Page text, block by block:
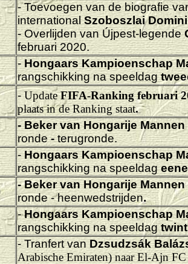
- Toevoegen van de biografie
internationalSzoboszlai
- Overlijden van Újpest-legende
februari 2020.
-Hongaars Kampioenschap
rangschikking na speeldag
-Update FIFA-Ranking februari
plaats in de Ranking staat.
- Beker van HongarijeMannen
ronde-terugronde.
-Hongaars Kampioenschap
rangschikking na speeldag
- Beker van HongarijeMannen
ronde - heenwedstrijden.
-Hongaars Kampioenschap
rangschikking na speeldag
-Tranfert vanDzsudzsák
Arabische Emiraten) naar El-Ajn